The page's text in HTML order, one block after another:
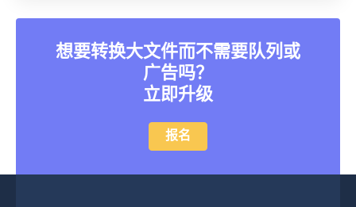
想要转换大文件而不需要队列或
广告吗？
立即升级
报名